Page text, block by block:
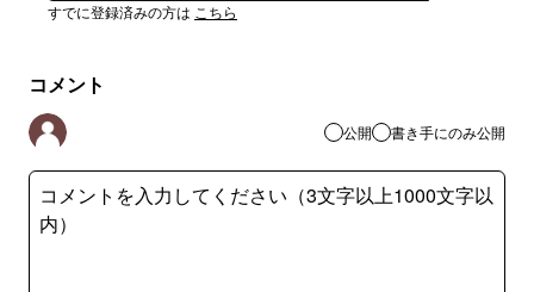
すでに登録済みの方は こちら
コメント
公開 書き手にのみ公開